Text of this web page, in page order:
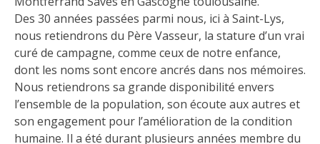
Des 30 années passées parmi nous, ici à Saint-Lys,
nous retiendrons du Père Vasseur, la stature d’un vrai
curé de campagne, comme ceux de notre enfance,
dont les noms sont encore ancrés dans nos mémoires.
Nous retiendrons sa grande disponibilité envers
l’ensemble de la population, son écoute aux autres et
son engagement pour l’amélioration de la condition
humaine. Il a été durant plusieurs années membre du